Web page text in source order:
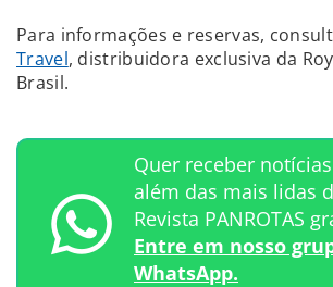
Para informações e reservas,
Travel, distribuidora exclusiva da
Brasil.
Quer receber
além das mais lidas
Revista PANROTAS
Entre em nosso
WhatsApp.